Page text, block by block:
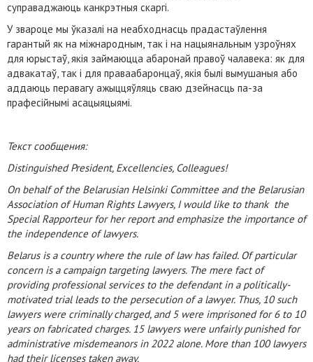
суправаджаюць канкрэтныя скаргі.
У звароце мы ўказалі на неабходнасць прадастаўлення
гарантый як на міжнародным, так і на нацыянальным узроўнях
для юрыстаў, якія займаюцца абаронай правоў чалавека: як для
адвакатаў, так і для праваабаронцаў, якія былі вымушаныя або
аддаюць перавагу ажыццяўляць сваю дзейнасць па-за
прафесійнымі асацыяцыямі.
Текст сообщения:
Distinguished President, Excellencies, Colleagues!
On behalf of the Belarusian Helsinki Committee and the Belarusian
Association of Human Rights Lawyers, I would like to thank the
Special Rapporteur for her report and emphasize the importance of
the independence of lawyers.
Belarus is a country where the rule of law has failed. Of particular
concern is a campaign targeting lawyers. The mere fact of
providing professional services to the defendant in a politically-
motivated trial leads to the persecution of a lawyer. Thus, 10 such
lawyers were criminally charged, and 5 were imprisoned for 6 to 10
years on fabricated charges. 15 lawyers were unfairly punished for
administrative misdemeanors in 2022 alone. More than 100 lawyers
had their licenses taken away.